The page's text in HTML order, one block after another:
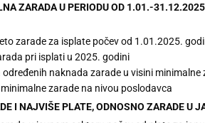
ZARADA U PERIODU OD 1.01.-
zarade za isplate počev od 1.01.2025.
pri isplati u 2025. godini
naknada zarade u visini minimalne
zarade na nivou poslodavca
I NAJVIŠE PLATE, ODNOSNO ZARADE U